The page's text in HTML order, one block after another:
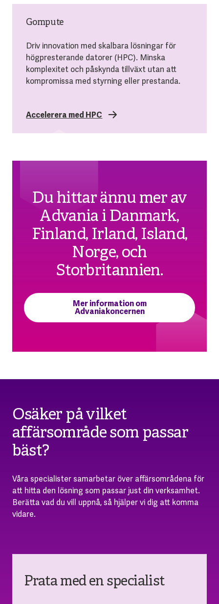
Gompute
Driv innovation med skalbara lösningar för
högpresterande datorer (HPC). Minska
komplexitet och påskynda tillväxt utan att
kompromissa med styrning eller prestanda.
Accelerera med HPC
Du hittar ännu mer av
Advania i Danmark,
Finland, Irland, Island,
Norge, och
Storbritannien.
Mer information om
Advaniakoncernen
Osäker på vilket
affärsområde som passar
bäst?
Våra specialister samarbetar över affärsområdena för
att hitta den lösning som passar just din verksamhet.
Berätta vad du vill uppnå, så hjälper vi dig att komma
vidare.
Prata med en specialist